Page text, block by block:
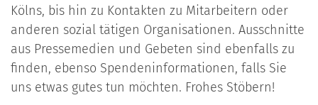
Kölns, bis hin zu Kontakten zu Mitarbeitern oder
anderen sozial tätigen Organisationen. Ausschnitte
aus Pressemedien und Gebeten sind ebenfalls zu
finden, ebenso Spendeninformationen, falls Sie
uns etwas gutes tun möchten. Frohes Stöbern!